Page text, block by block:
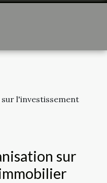
l'investissement
sur